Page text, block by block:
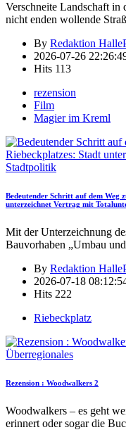
Verschneite Landschaft in
nicht enden wollende
By Redaktion
2026-07-26
Hits 113
rezension
Film
Magier im Kreml
Stadtpolitik
Bedeutender Schritt auf dem Weg
unterzeichnet Vertrag mit
Mit der Unterzeichnung
Bauvorhaben „Umbau und
By Redaktion
2026-07-18
Hits 222
Riebeckplatz
Überregionales
Rezension : Woodwalkers 2
Woodwalkers – es geht
erinnert oder sogar die